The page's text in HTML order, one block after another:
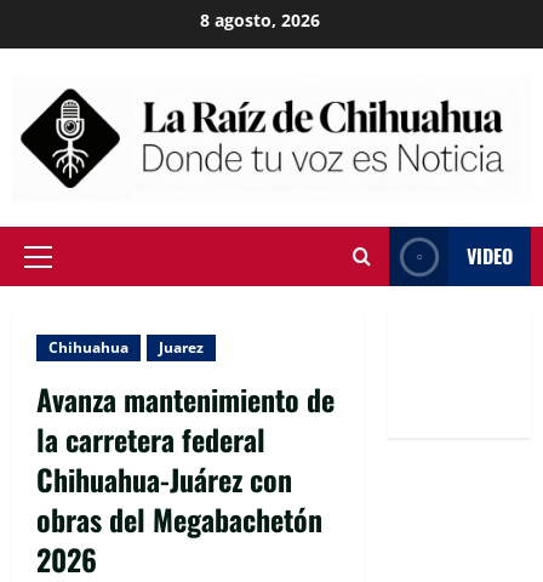
to
8 agosto, 2026
Primary
VIDEO
Chihuahua Juarez
Avanza mantenimiento de
la carretera federal
Chihuahua-Juárez con
obras del Megabachetón
2026